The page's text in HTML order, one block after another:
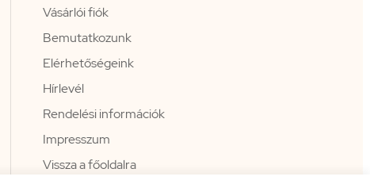
Vásárlói fiók
Bemutatkozunk
Elérhetőségeink
Hírlevél
Rendelési információk
Impresszum
Vissza a főoldalra